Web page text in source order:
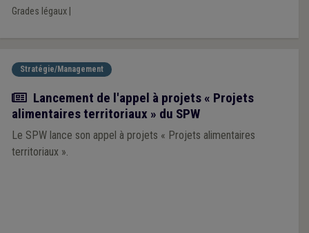
Grades légaux|
Stratégie/Management
Actualité
Lancement de l'appel à projets « Projets
alimentaires territoriaux » du SPW
Le SPW lance son appel à projets « Projets alimentaires
territoriaux ».